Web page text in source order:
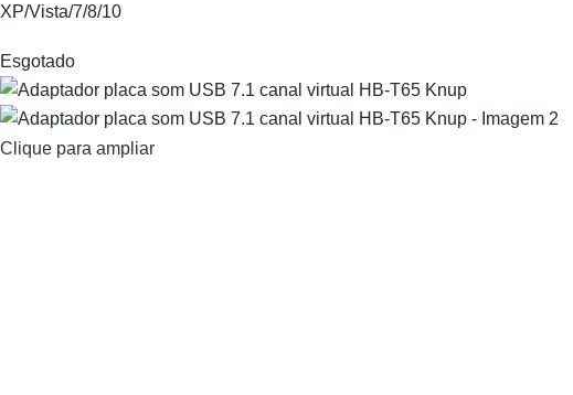
XP/Vista/7/8/10
Esgotado
Clique para ampliar